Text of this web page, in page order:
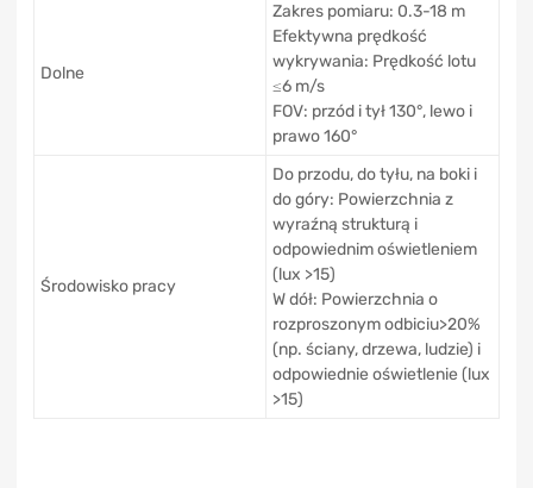
Dolne
Zakres pomiaru: 0.3-18 m
Efektywna prędkość
wykrywania: Prędkość lotu
≤6 m/s
FOV: przód i tył 130°, lewo i
prawo 160°
Środowisko pracy
Do przodu, do tyłu, na boki i
do góry: Powierzchnia z
wyraźną strukturą i
odpowiednim oświetleniem
(lux >15)
W dół: Powierzchnia o
rozproszonym odbiciu>20%
(np. ściany, drzewa, ludzie) i
odpowiednie oświetlenie (lux
>15)